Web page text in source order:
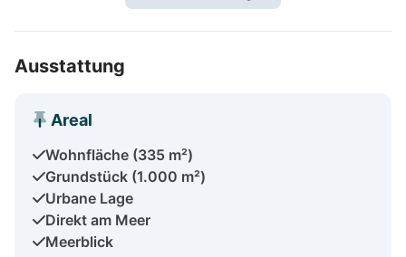
Ausstattung
Areal
Wohnfläche (335 m²)
Grundstück (1.000 m²)
Urbane Lage
Direkt am Meer
Meerblick